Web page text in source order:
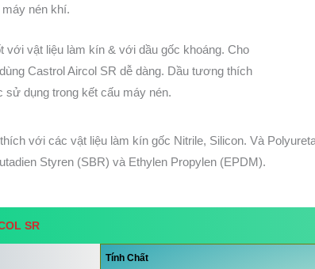
nén khí.
với vật liệu làm kín & với dầu gốc khoáng. Cho
Castrol Aircol SR dễ dàng. Dầu tương thích
dụng trong kết cấu máy nén.
với các vật liệu làm kín gốc Nitrile, Silicon. Và
Styren (SBR) và Ethylen Propylen (EPDM).
SR
Tính Chất